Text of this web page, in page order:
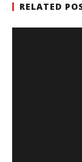
RELATED